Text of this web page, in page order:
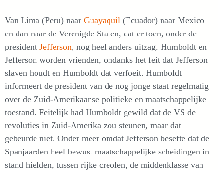
Van Lima (Peru) naar Guayaquil (Ecuador) naar Mexico
en dan naar de Verenigde Staten, dat er toen, onder de
president Jefferson, nog heel anders uitzag. Humboldt en
Jefferson worden vrienden, ondanks het feit dat Jefferson
slaven houdt en Humboldt dat verfoeit. Humboldt
informeert de president van de nog jonge staat regelmatig
over de Zuid-Amerikaanse politieke en maatschappelijke
toestand. Feitelijk had Humboldt gewild dat de VS de
revoluties in Zuid-Amerika zou steunen, maar dat
gebeurde niet. Onder meer omdat Jefferson besefte dat de
Spanjaarden heel bewust maatschappelijke scheidingen in
stand hielden, tussen rijke creolen, de middenklasse van